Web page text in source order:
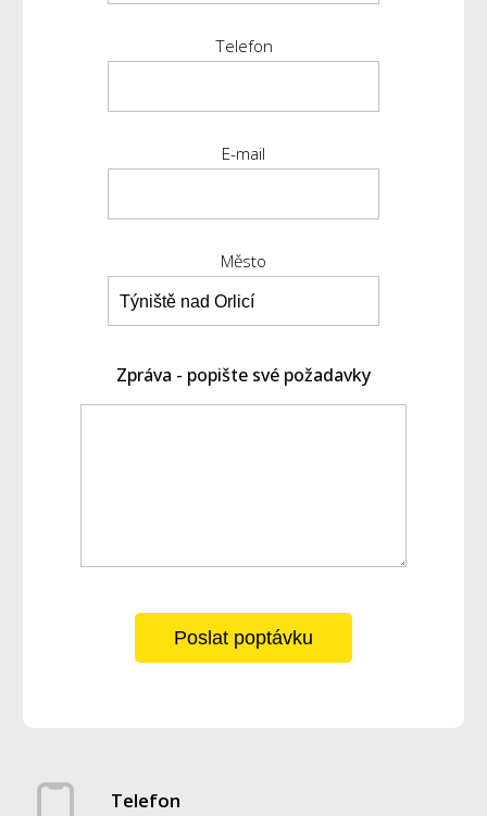
Telefon
E-mail
Město
Zpráva - popište své požadavky
Poslat poptávku
Telefon